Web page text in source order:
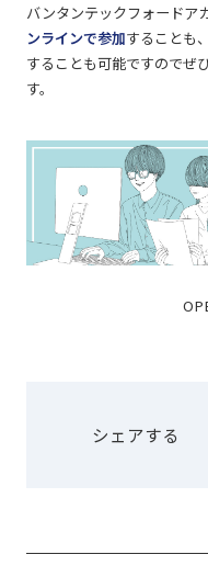
バンタンテックフォードア
ンラインで参加することも
することも可能ですのでぜ
す。
シェアする